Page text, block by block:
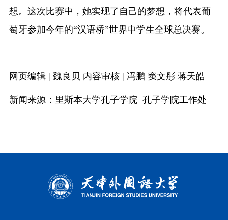
想。这次比赛中，她实现了自己的梦想，将代表葡
萄牙参加今年的“汉语桥”世界中学生全球总决赛。
网页编辑 | 魏良贝 内容审核 | 冯鹏 窦文彤 蒋天皓
新闻来源：里斯本大学孔子学院 孔子学院工作处